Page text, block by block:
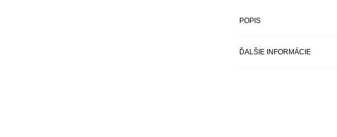
POPIS
ĎALŠIE INFORMÁCIE